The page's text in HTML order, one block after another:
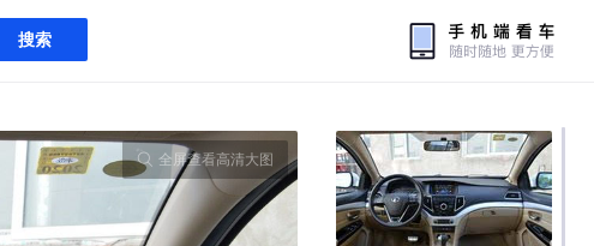
搜索
全屏查看高清大图